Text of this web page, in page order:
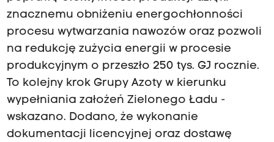
znacznemu obniżeniu energochłonności
procesu wytwarzania nawozów oraz pozwoli
na redukcję zużycia energii w procesie
produkcyjnym o przeszło 250 tys. GJ rocznie.
To kolejny krok Grupy Azoty w kierunku
wypełniania założeń Zielonego Ładu -
wskazano. Dodano, że wykonanie
dokumentacji licencyjnej oraz dostawę